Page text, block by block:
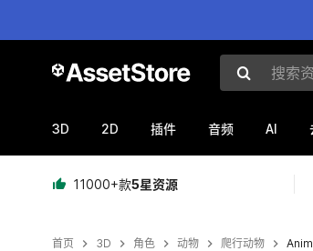
搜索资源
3D 2D 插件 音频 AI
11000+款5星资源
首页 3D 角色 动物 爬行动物